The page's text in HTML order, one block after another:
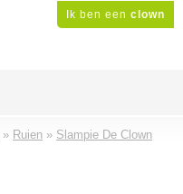
Ik ben een clown
» Ruien » Slampie De Clown